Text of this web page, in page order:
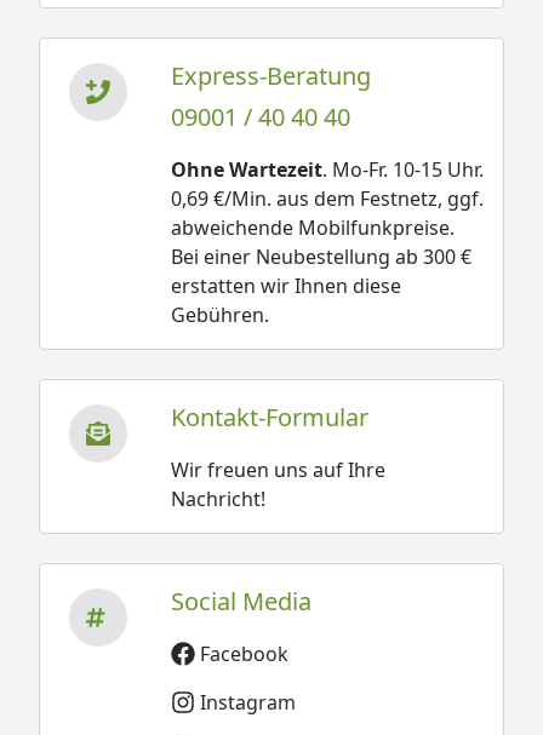
Express-Beratung
09001 / 40 40 40
Ohne Wartezeit. Mo-Fr. 10-15 Uhr.
0,69 €/Min. aus dem Festnetz, ggf.
abweichende Mobilfunkpreise.
Bei einer Neubestellung ab 300 €
erstatten wir Ihnen diese
Gebühren.
Kontakt-Formular
Wir freuen uns auf Ihre
Nachricht!
Social Media
Facebook
Instagram